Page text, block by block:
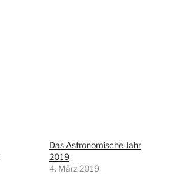
Das Astronomische Jahr
2019
4. März 2019